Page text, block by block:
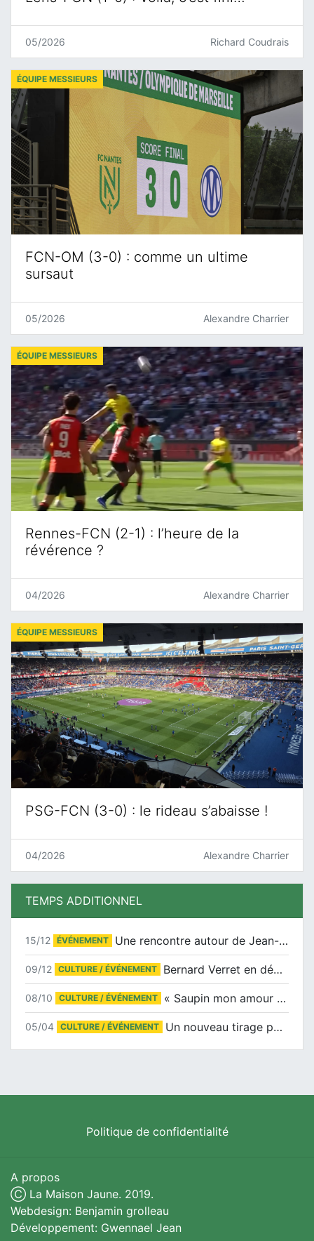
05/2026 Richard Coudrais
FCN-OM (3-0) : comme un ultime
sursaut
ÉQUIPE MESSIEURS
05/2026 Alexandre Charrier
Rennes-FCN (2-1) : l’heure de la
révérence ?
ÉQUIPE MESSIEURS
04/2026 Alexandre Charrier
PSG-FCN (3-0) : le rideau s’abaisse !
ÉQUIPE MESSIEURS
04/2026 Alexandre Charrier
TEMPS ADDITIONNEL
15/12 ÉVÉNEMENT Une rencontre autour de Jean-Claude Suaudeau
09/12 CULTURE / ÉVÉNEMENT Bernard Verret en dédicaces le samedi 13 décembre à l’Espace Culturel Atlantis
08/10 CULTURE / ÉVÉNEMENT « Saupin mon amour » au salon du livre de Trentemoult
05/04 CULTURE / ÉVÉNEMENT Un nouveau tirage pour le Docu-BD
Politique de confidentialité
A propos
Ⓒ La Maison Jaune. 2019.
Webdesign: Benjamin grolleau
Développement: Gwennael Jean